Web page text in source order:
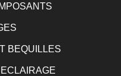
BEQUILLES